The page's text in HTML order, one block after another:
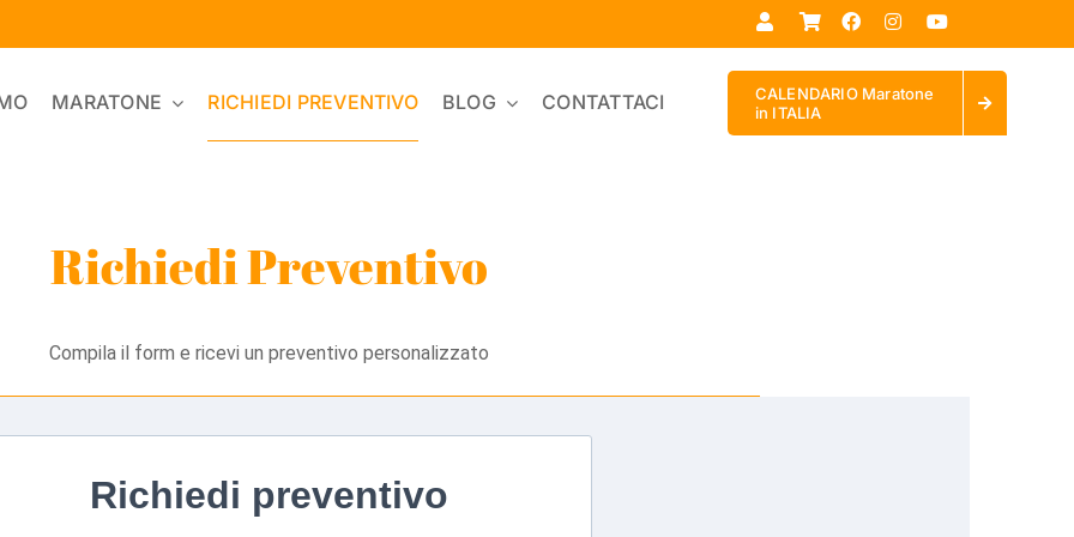
MARATONE RICHIEDI PREVENTIVO BLOG CONTATTACI
CALENDARIO Maratone
in ITALIA
Richiedi Preventivo
Compila il form e ricevi un preventivo personalizzato
Richiedi preventivo